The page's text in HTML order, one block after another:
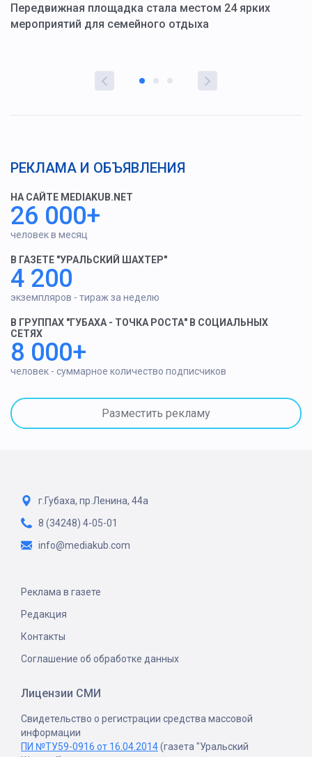
Передвижная площадка стала местом 24 ярких
мероприятий для семейного отдыха
РЕКЛАМА И ОБЪЯВЛЕНИЯ
НА САЙТЕ MEDIAKUB.NET
26 000+
человек в месяц
В ГАЗЕТЕ "УРАЛЬСКИЙ ШАХТЕР"
4 200
экземпляров - тираж за неделю
В ГРУППАХ "ГУБАХА - ТОЧКА РОСТА" В СОЦИАЛЬНЫХ
СЕТЯХ
8 000+
человек - суммарное количество подписчиков
Разместить рекламу
г.Губаха, пр.Ленина, 44а
8 (34248) 4-05-01
info@mediakub.com
Реклама в газете
Редакция
Контакты
Соглашение об обработке данных
Лицензии СМИ
Свидетельство о регистрации средства массовой
информации
ПИ №ТУ59-0916 от 16.04.2014(газета "Уральский